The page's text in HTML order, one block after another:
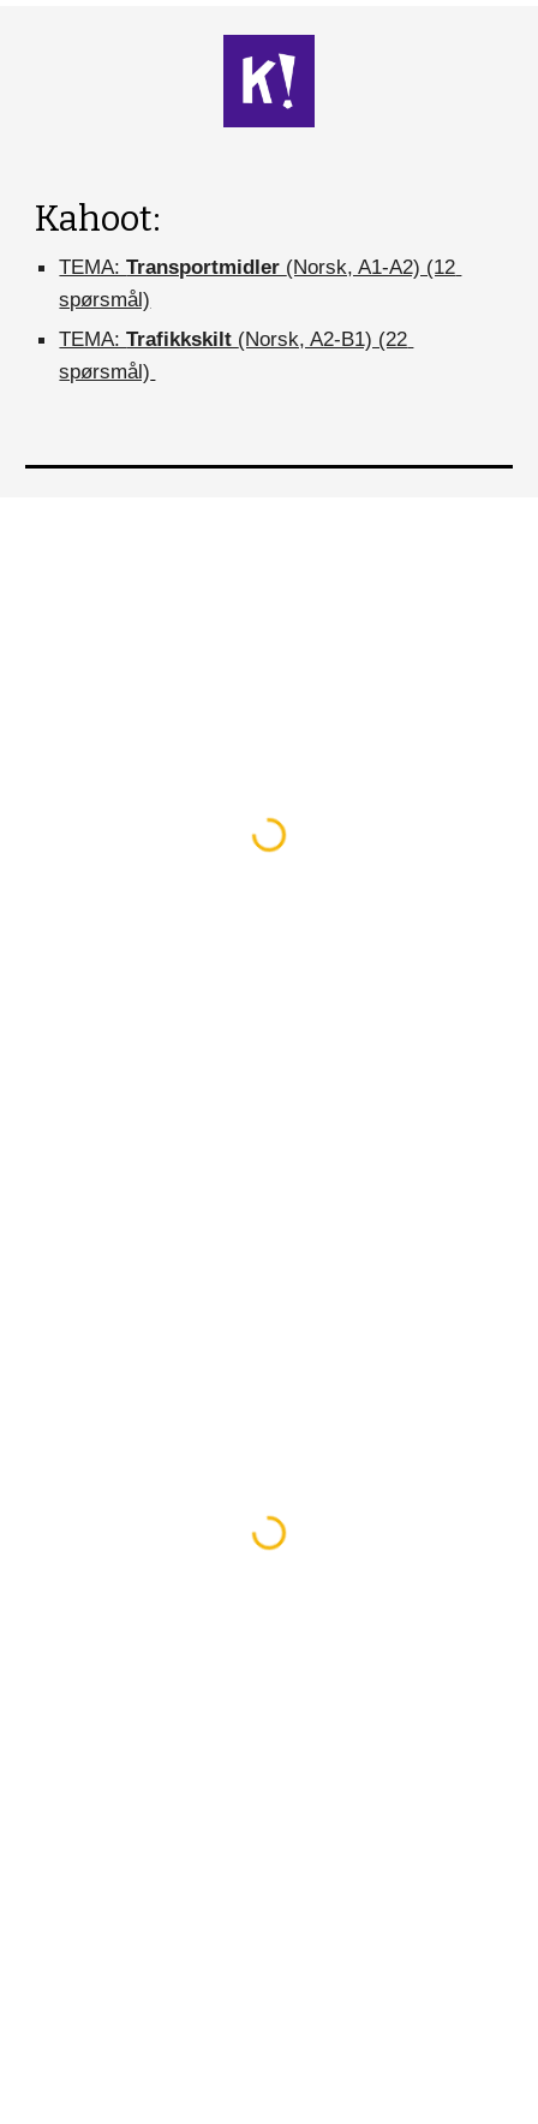
Kahoot:
TEMA: Transportmidler (Norsk, A1-A2) (12
spørsmål)
TEMA: Trafikkskilt (Norsk, A2-B1) (22
spørsmål)